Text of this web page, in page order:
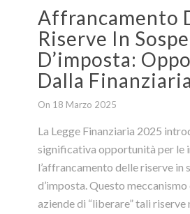
Affrancamento
Riserve In
D’imposta:
Dalla
On 18 Marzo 2025
La Legge Finanziaria 2025
significativa opportunità per le
l’affrancamento delle riserve in
d’imposta. Questo
aziende di “liberare” tali riserve